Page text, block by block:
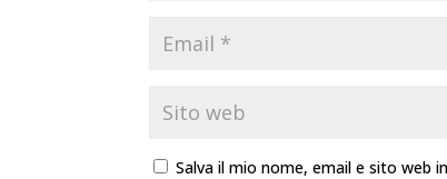
Salva il mio nome, email e sito web